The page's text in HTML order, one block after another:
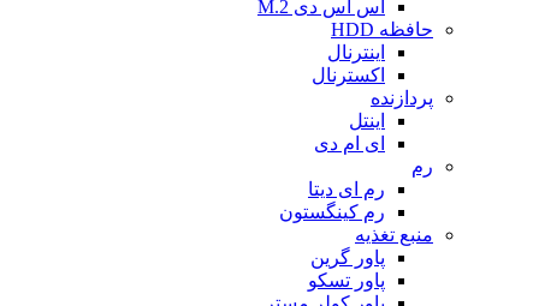
اس اس دی M.2
حافظه HDD
اینترنال
اکسترنال
پردازنده
اینتل
ای ام دی
رم
رم ای دیتا
رم کینگستون
منبع تغذیه
پاور گرین
پاور تسکو